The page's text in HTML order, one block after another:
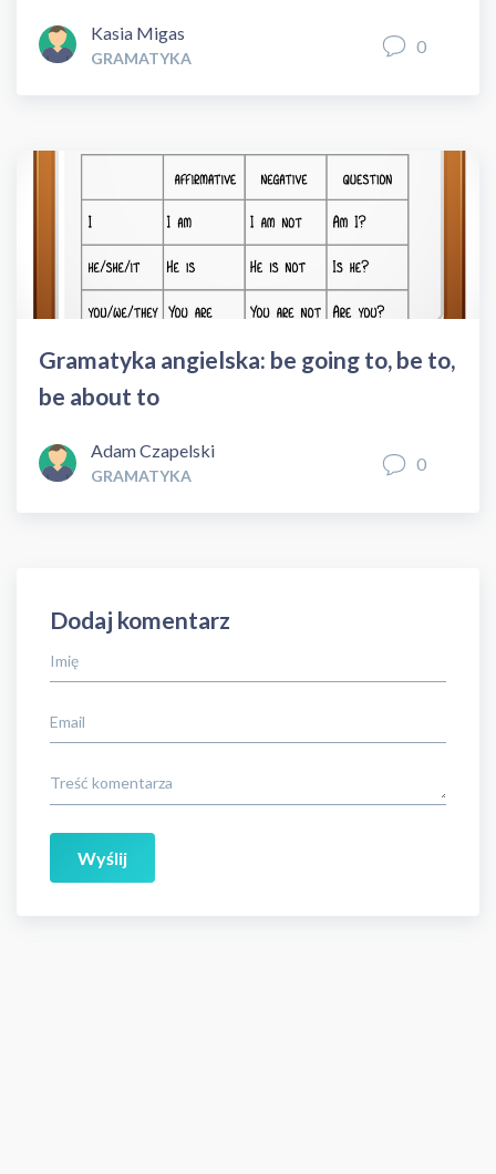
Kasia Migas
GRAMATYKA
0
Gramatyka angielska: be going to, be to,
be about to
Adam Czapelski
GRAMATYKA
0
Dodaj komentarz
Imię
Email
Treść komentarza